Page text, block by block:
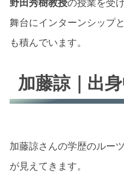
舞台にインターンシップ
も積んでいます。
加藤諒｜出
加藤諒さんの学歴のルー
が見えてきます。